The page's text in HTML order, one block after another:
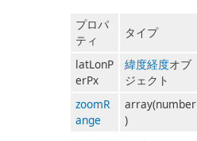
プロパ
ティ
タイプ
latLonP
erPx
緯度経度オブ
ジェクト
zoomR
ange
array(number
)